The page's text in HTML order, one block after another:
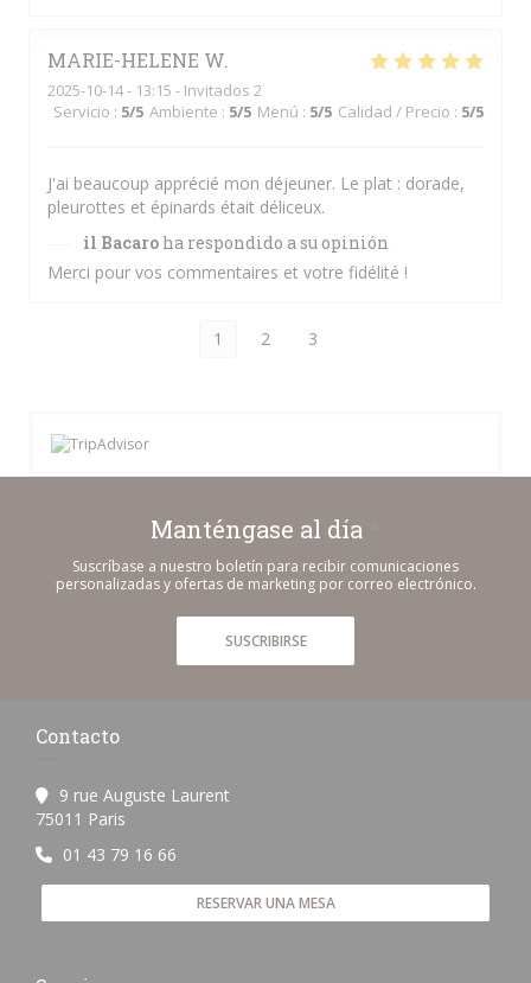
MARIE-HELENE W
2025-10-14- 13:15 - Invitados 2
Servicio : 5/5 Ambiente : 5/5 Menú : 5/5 Calidad / Precio : 5/5
J'ai beaucoup apprécié mon déjeuner. Le plat : dorade,
pleurottes et épinards était déliceux.
il Bacaro ha respondido a su opinión
Merci pour vos commentaires et votre fidélité !
1 2 3
Manténgase al día
Suscríbase a nuestro boletín para recibir comunicaciones
personalizadas y ofertas de marketing por correo electrónico.
SUSCRIBIRSE
Contacto
9 rue Auguste Laurent
75011 Paris
01 43 79 16 66
RESERVAR UNA MESA